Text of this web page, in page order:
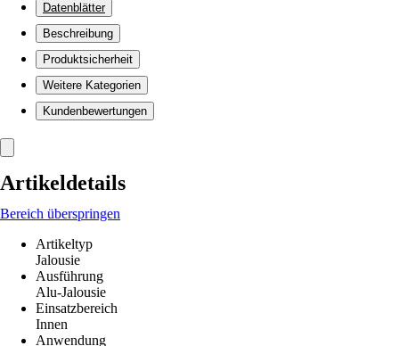
Datenblätter
Beschreibung
Produktsicherheit
Weitere Kategorien
Kundenbewertungen
Artikeldetails
Bereich überspringen
Artikeltyp
Jalousie
Ausführung
Alu-Jalousie
Einsatzbereich
Innen
Anwendung